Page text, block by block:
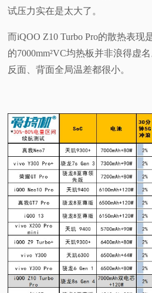
试压力实在是太大了。
而iQOO Z10 Turbo Pro的散热表现
的7000mm²VC均热板并非浪得虚
反面、背面全局温差都很小。